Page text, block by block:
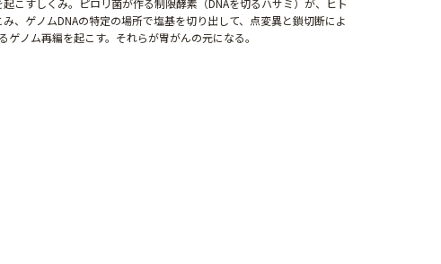
、ゲノムDNAの特定の場所で塩基を切り出して、点変異と鎖切断によ
るゲノム再編を起こす。それらが胃がんの元になる。